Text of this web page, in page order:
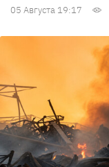
05 Августа 19:17